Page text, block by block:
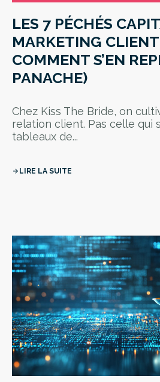
LES 7 PÉCHÉS
MARKETING
COMMENT S’EN
PANACHE)
Chez Kiss The Bride, on
relation client. Pas celle qui
tableaux de...
arrow_forward LIRE LA SUITE